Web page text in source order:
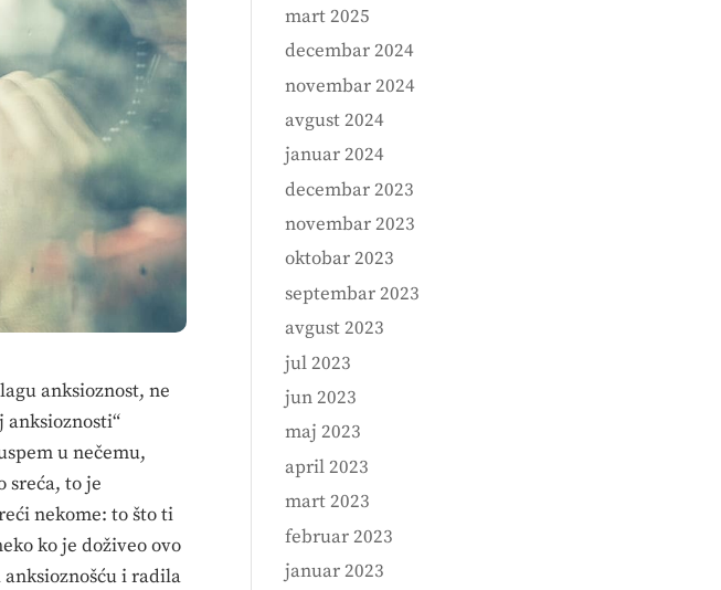
anksioznost, ne
anksioznosti“
u nečemu,
sreća, to je
nekome: to što ti
ko je doživeo ovo
anksioznošću i radila
mart 2025
decembar 2024
novembar 2024
avgust 2024
januar 2024
decembar 2023
novembar 2023
oktobar 2023
septembar 2023
avgust 2023
jul 2023
jun 2023
maj 2023
april 2023
mart 2023
februar 2023
januar 2023